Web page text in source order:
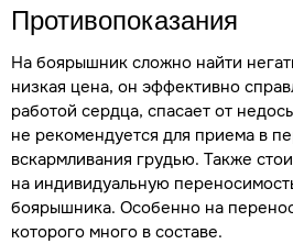
Противопоказания
На боярышник сложно найти
низкая цена, он эффективно
работой сердца, спасает от
не рекомендуется для приема в
вскармливания грудью. Также
на индивидуальную
боярышника. Особенно на
которого много в составе.